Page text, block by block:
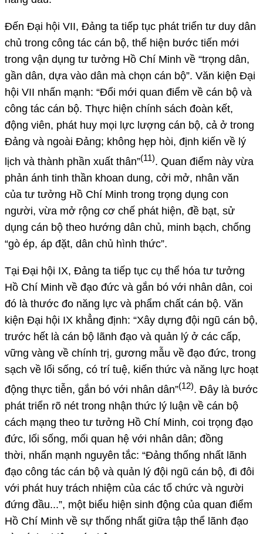
Đến Đại hội VII, Đảng ta tiếp tục phát triển tư duy dân
chủ trong công tác cán bộ, thể hiện bước tiến mới
trong vận dụng tư tưởng Hồ Chí Minh về “trọng dân,
gần dân, dựa vào dân mà chọn cán bộ”. Văn kiện Đại
hội VII nhấn mạnh: “Đổi mới quan điểm về cán bộ và
công tác cán bộ. Thực hiện chính sách đoàn kết,
động viên, phát huy mọi lực lượng cán bộ, cả ở trong
Đảng và ngoài Đảng; không hẹp hòi, định kiến về lý
lịch và thành phần xuất thân”(11). Quan điểm này vừa
phản ánh tinh thần khoan dung, cởi mở, nhân văn
của tư tưởng Hồ Chí Minh trong trọng dụng con
người, vừa mở rộng cơ chế phát hiện, đề bạt, sử
dụng cán bộ theo hướng dân chủ, minh bạch, chống
“gò ép, áp đặt, dân chủ hình thức”.
Tại Đại hội IX, Đảng ta tiếp tục cụ thể hóa tư tưởng
Hồ Chí Minh về đạo đức và gắn bó với nhân dân, coi
đó là thước đo năng lực và phẩm chất cán bộ. Văn
kiện Đại hội IX khẳng định: “Xây dựng đội ngũ cán bộ,
trước hết là cán bộ lãnh đạo và quản lý ở các cấp,
vững vàng về chính trị, gương mẫu về đạo đức, trong
sạch về lối sống, có trí tuệ, kiến thức và năng lực hoạt
động thực tiễn, gắn bó với nhân dân”(12). Đây là bước
phát triển rõ nét trong nhận thức lý luận về cán bộ
cách mạng theo tư tưởng Hồ Chí Minh, coi trọng đạo
đức, lối sống, mối quan hệ với nhân dân; đồng
thời, nhấn mạnh nguyên tắc: “Đảng thống nhất lãnh
đạo công tác cán bộ và quản lý đội ngũ cán bộ, đi đôi
với phát huy trách nhiệm của các tổ chức và người
đứng đầu...”, một biểu hiện sinh động của quan điểm
Hồ Chí Minh về sự thống nhất giữa tập thể lãnh đạo